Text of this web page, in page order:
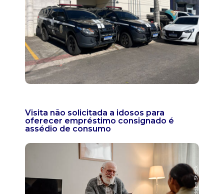
Visita não solicitada a idosos para
oferecer empréstimo consignado é
assédio de consumo